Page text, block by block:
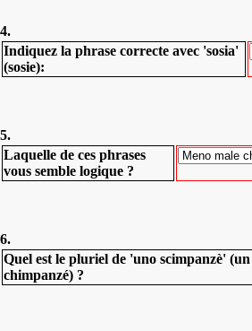
4.
Indiquez la phrase correcte avec 'sosia'
(sosie):
5.
Laquelle de ces phrases
vous semble logique ?
6.
Quel est le pluriel de 'uno scimpanzè' (un
chimpanzé) ?